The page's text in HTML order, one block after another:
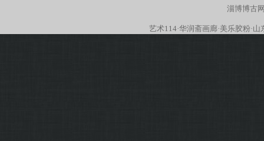
淄博博古
艺术114·华润斋画廊·美乐胶粉·山